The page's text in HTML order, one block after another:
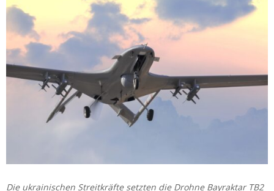
Die ukrainischen Streitkräfte setzten die Drohne Bayraktar TB2